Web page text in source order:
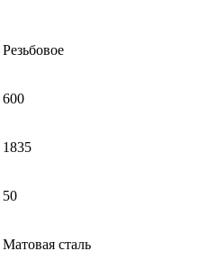
Резьбовое
600
1835
50
Матовая сталь